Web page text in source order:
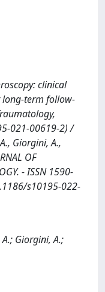
clinical
long-term follow-
021-00619-2) /
Giorgini, A.,
OF
- ISSN 1590-
s10195-022-
Giorgini, A.;